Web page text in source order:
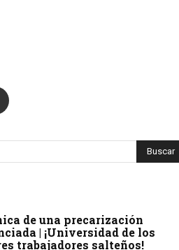
de una precarización
| ¡Universidad de los
trabajadores salteños!